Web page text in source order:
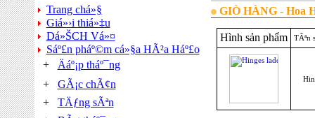
Trang chá»§
Giá»›i thiá»‡u
Dá»ŠCH Vá»¤
Sáº£n pháº©m cá»§a HÃ²a Háº£o
+ Äáº¡p tháº¯ng
+ GÃ¡c chÃ¢n
+ TÄƒng sÃªn
GIÒ HÀNG - Hoa
Hình sản phẩm TÃªn